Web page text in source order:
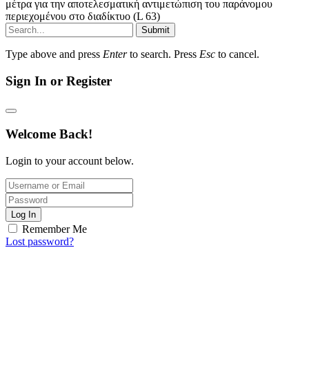
μέτρα για την αποτελεσματική αντιμετώπιση του παράνομου
περιεχομένου στο διαδίκτυο (L 63)
Submit
Type above and press Enterto search. Press Esc to cancel.
Sign In or Register
Welcome Back!
Login to your account below.
Log In
Remember Me
Lost password?